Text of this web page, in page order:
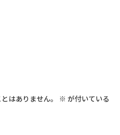
はありません。 ※ が付いている